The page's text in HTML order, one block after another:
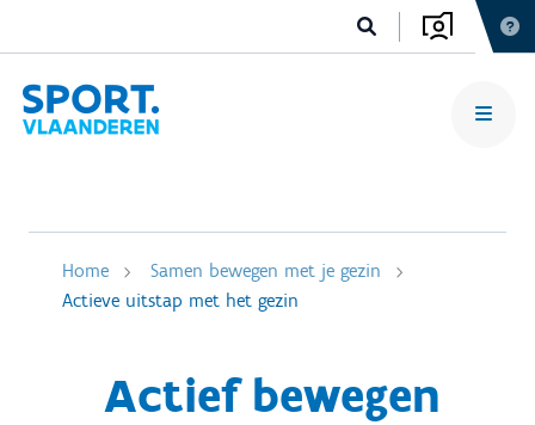
Home
Samen bewegen met je gezin
Actieve uitstap met het gezin
Actief bewegen